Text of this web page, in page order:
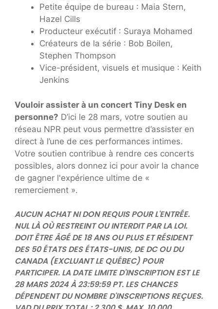
Petite équipe de bureau : Maia Stern,
Hazel Cills
Producteur exécutif : Suraya Mohamed
Créateurs de la série : Bob Boilen,
Stephen Thompson
Vice-président, visuels et musique : Keith
Jenkins
Vouloir assister à un concert Tiny Desk en
personne? D’ici le 28 mars, votre soutien au
réseau NPR peut vous permettre d’assister en
direct à l’une de ces performances intimes.
Votre soutien contribue à rendre ces concerts
possibles, alors donnez ici pour avoir la chance
de gagner l'expérience ultime de «
remerciement ».
AUCUN ACHAT NI DON REQUIS POUR L'ENTRÉE.
NUL LÀ OÙ RESTREINT OU INTERDIT PAR LA LOI.
DOIT ÊTRE ÂGÉ DE 18 ANS OU PLUS ET RÉSIDENT
DES 50 ÉTATS DES ÉTATS-UNIS, DE DC OU DU
CANADA (EXCLUANT LE QUÉBEC) POUR
PARTICIPER. LA DATE LIMITE D'INSCRIPTION EST LE
28 MARS 2024 À 23:59:59 PT. LES CHANCES
DÉPENDENT DU NOMBRE D'INSCRIPTIONS REÇUES.